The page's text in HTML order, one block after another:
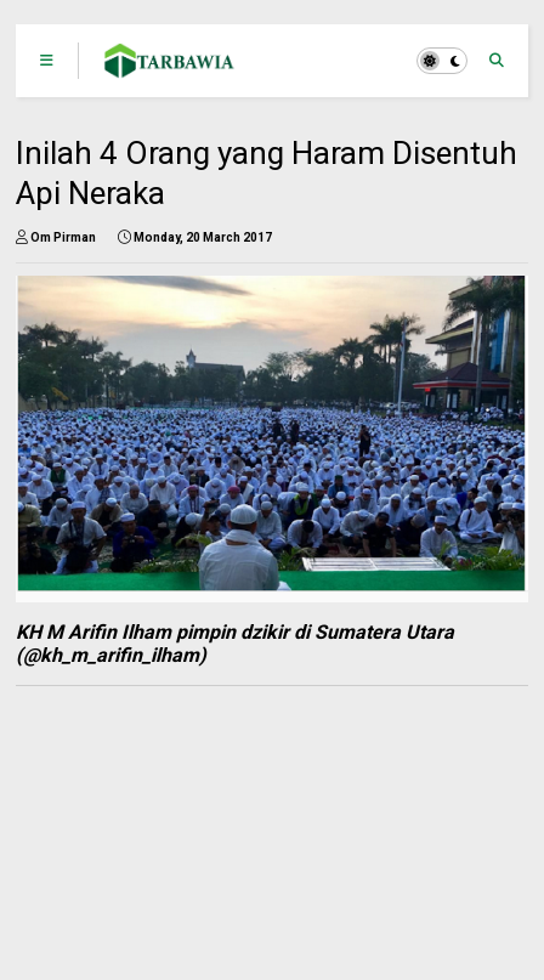
Inilah 4 Orang yang Haram Disentuh
Api Neraka
Om Pirman Monday, 20 March 2017
KH M Arifin Ilham pimpin dzikir di Sumatera Utara
(@kh_m_arifin_ilham)